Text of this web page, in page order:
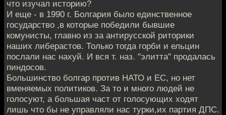
что изучал историю?
И еще - в 1990 г. Болгария было единственное
государство ,в которые победили бывшие
комунисты, главно из за антирусской риторики
наших либерастов. Только тогда горби и ельцин
послали нас нахуй. И вся т. наз. "элитта" продалась
пиндосов.
Большинство болгар против НАТО и ЕС, но нет
вменяемых политиков. За то и много людей не
голосуют, а большая част от голосующих ходят
лишь что бы не управляли нас турки,их партия ДПС.